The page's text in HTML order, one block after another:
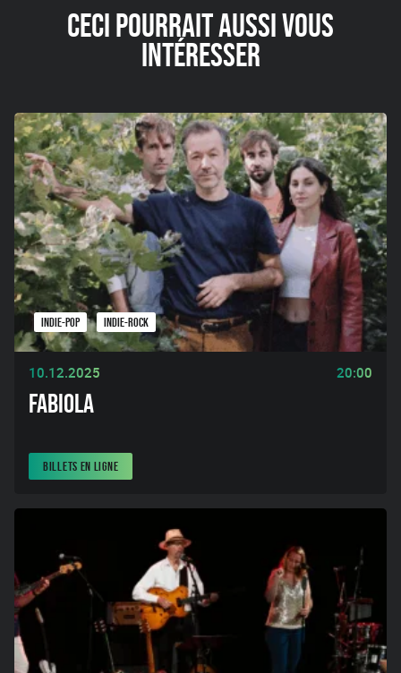
CECI POURRAIT AUSSI VOUS
INTÉRESSER
INDIE-POP INDIE-ROCK
10.12.2025 20:00
FABIOLA
BILLETS EN LIGNE